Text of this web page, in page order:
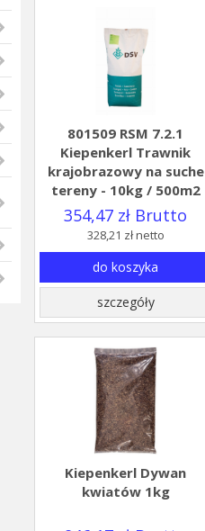
801509 RSM 7.2.1
Kiepenkerl Trawnik
krajobrazowy na suche
tereny - 10kg / 500m2
354,47 zł Brutto
328,21 zł netto
do koszyka
szczegóły
Kiepenkerl Dywan
kwiatów 1kg